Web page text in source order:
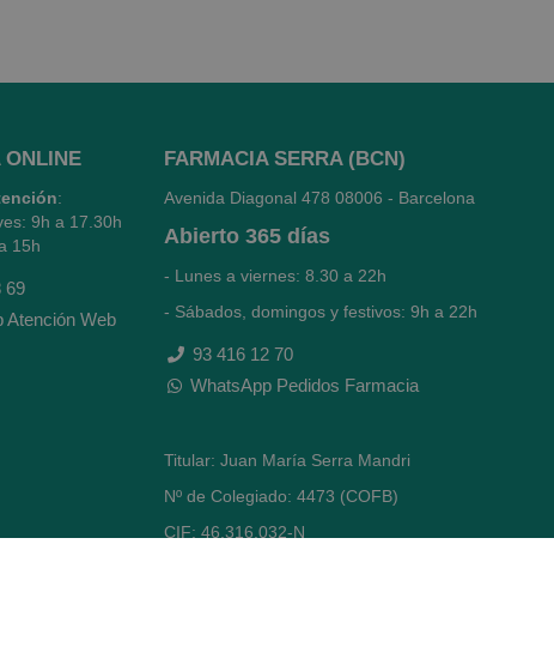
ONLINE
:
9h a 17.30h
15h
69
Atención Web
FARMACIA SERRA (BCN)
Avenida Diagonal 478 08006 - Barcelona
Abierto 365 días
- Lunes a viernes: 8.30 a 22h
- Sábados, domingos y festivos: 9h a 22h
93 416 12 70
WhatsApp Pedidos Farmacia
Titular: Juan María Serra Mandri
Nº de Colegiado: 4473 (COFB)
CIF: 46.316.032-N